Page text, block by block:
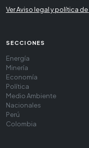
Ver Aviso legal y política
SECCIONES
Energía
Minería
Economía
Política
Medio Ambiente
Nacionales
Perú
Colombia